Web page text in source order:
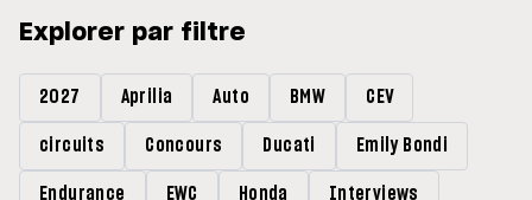
Explorer par filtre
2027 Aprilia Auto BMW CEV
circuits Concours Ducati Emily Bondi
Endurance EWC Honda Interviews